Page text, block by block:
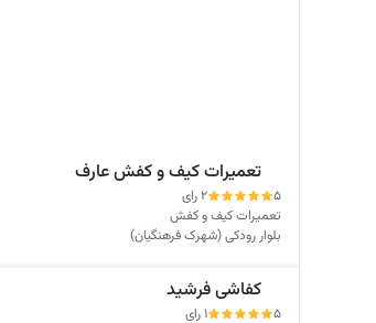
تعمیرات کیف و کفش عارف
5
2 رای
تعمیرات کیف و کفش
بلوار رودکی (شهرک فرهنگیان)
کفاشی فرشید
5
1 رای